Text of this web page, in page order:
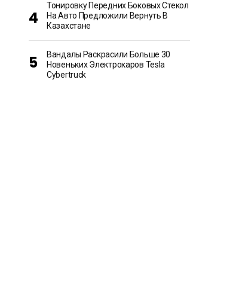
Тонировку Передних Боковых Стекол
На Авто Предложили Вернуть В
Казахстане
Вандалы Раскрасили Больше 30
Новеньких Электрокаров Tesla
Cybertruck